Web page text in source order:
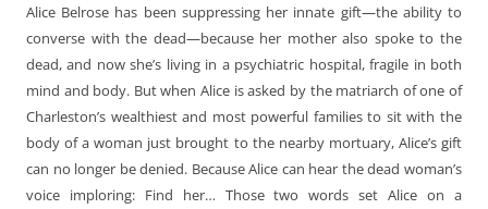
Alice Belrose has been suppressing her innate gift—the ability to
converse with the dead—because her mother also spoke to the
dead, and now she’s living in a psychiatric hospital, fragile in both
mind and body. But when Alice is asked by the matriarch of one of
Charleston’s wealthiest and most powerful families to sit with the
body of a woman just brought to the nearby mortuary, Alice’s gift
can no longer be denied. Because Alice can hear the dead woman’s
voice imploring: Find her… Those two words set Alice on a